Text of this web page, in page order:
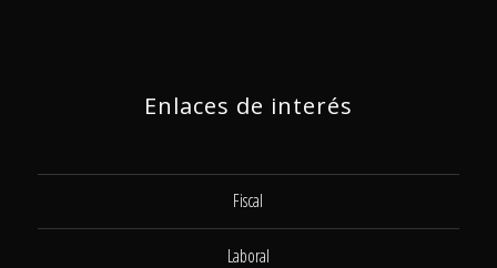
Enlaces de interés
Fiscal
Laboral